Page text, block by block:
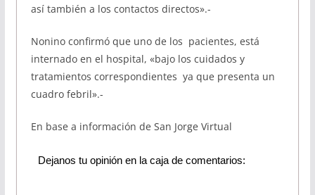
así también a los contactos directos».-
Nonino confirmó que uno de los pacientes, está
internado en el hospital, «bajo los cuidados y
tratamientos correspondientes ya que presenta un
cuadro febril».-
En base a información de San Jorge Virtual
Dejanos tu opinión en la caja de comentarios: